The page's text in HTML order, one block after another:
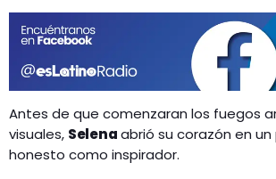
Antes de que comenzaran los fuegos
visuales, Selenaabrió su corazón en
honesto como inspirador.